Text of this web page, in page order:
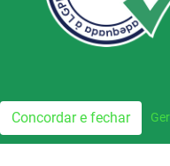
©
Todos os
Preparado
100.3
FM
Concordar e fechar